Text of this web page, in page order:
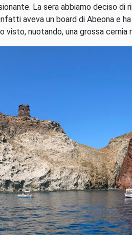
La sera abbiamo deciso
aveva un board di Abeona e
visto, nuotando, una grossa cernia